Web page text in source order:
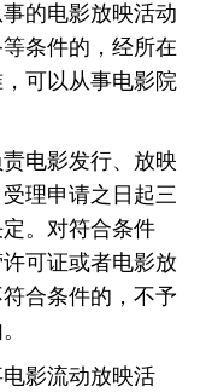
的电影放映活动
条件的，经所在
可以从事电影院
电影发行、放映
理申请之日起三
。对符合条件
可证或者电影放
合条件的，不予
影流动放映活